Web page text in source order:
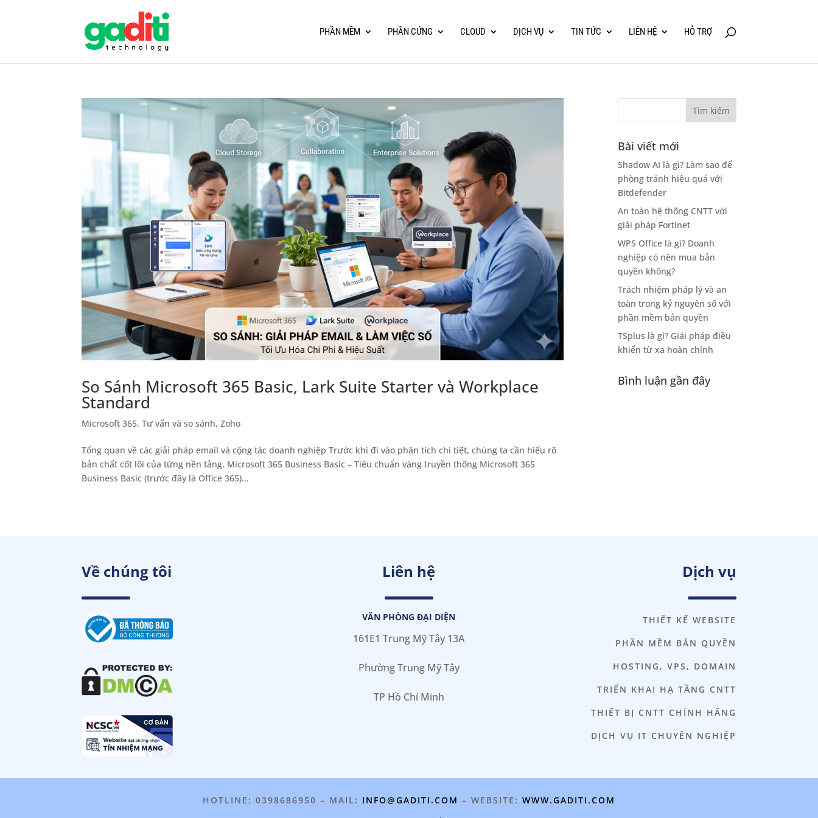
PHẦN MỀM PHẦN CỨNG CLOUD DỊCH VỤ TIN TỨC LIÊN HỆ HỖ TRỢ
So Sánh Microsoft 365 Basic, Lark Suite Starter và Workplace
Standard
Microsoft 365,Tư vấn và so sánh,Zoho
Tổng quan về các giải pháp email và cộng tác doanh nghiệp Trước khi đi vào phân tích chi tiết, chúng ta cần hiểu rõ
bản chất cốt lõi của từng nền tảng. Microsoft 365 Business Basic – Tiêu chuẩn vàng truyền thống Microsoft 365
Business Basic (trước đây là Office 365)...
Bài viết mới
Shadow AI là gì? Làm sao để
phòng tránh hiệu quả với
Bitdefender
An toàn hệ thống CNTT với
giải pháp Fortinet
WPS Office là gì? Doanh
nghiệp có nên mua bản
quyền không?
Trách nhiệm pháp lý và an
toàn trong kỷ nguyên số với
phần mềm bản quyền
TSplus là gì? Giải pháp điều
khiển từ xa hoàn chỉnh
Bình luận gần đây
Về chúng tôi Liên hệ
VĂN PHÒNG ĐẠI DIỆN
161E1 Trung Mỹ Tây 13A
Phường Trung Mỹ Tây
TP Hồ Chí Minh
Dịch vụ
THIẾT KẾ WEBSITE
PHẦN MỀM BẢN QUYỀN
HOSTING, VPS, DOMAIN
TRIỂN KHAI HẠ TẦNG CNTT
THIẾT BỊ CNTT CHÍNH HÃNG
DỊCH VỤ IT CHUYÊN NGHIỆP
HOTLINE: 0398686950 – MAIL: INFO@GADITI.COM – WEBSITE: WWW.GADITI.COM